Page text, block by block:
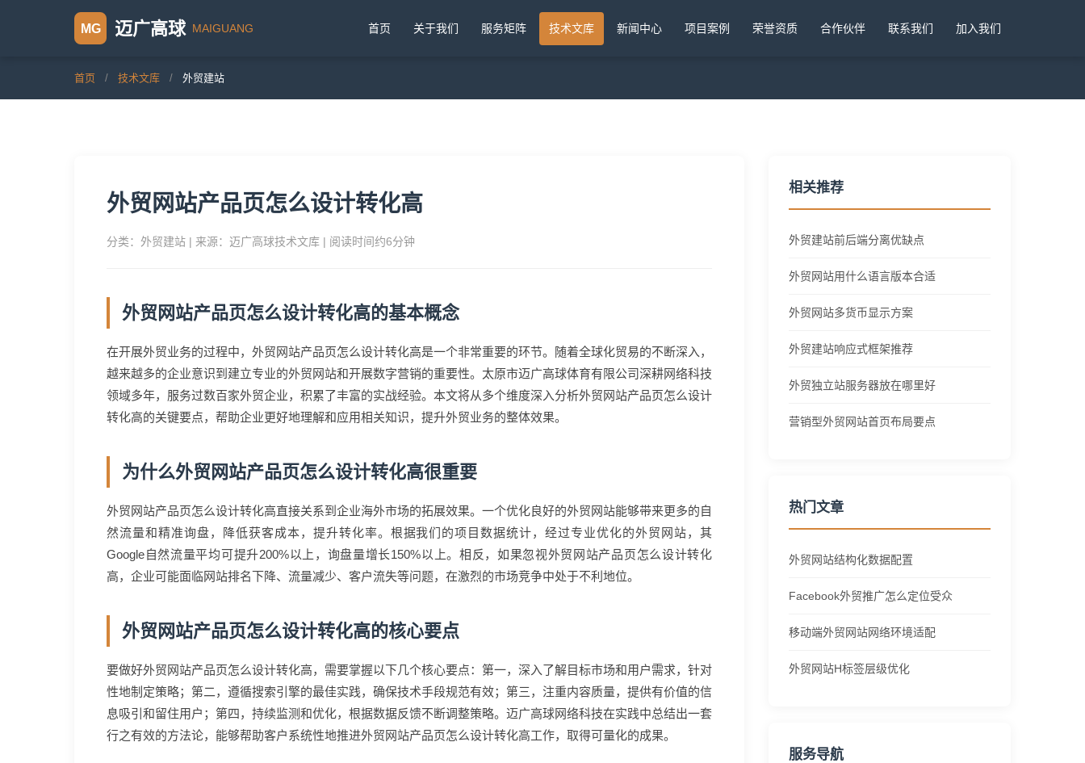
MG 迈广高球 MAIGUANG 首页 关于我们 服务矩阵 技术文库 新闻中心 项目案例 荣誉资质 合作伙伴 联系我们 加入我们
首页 / 技术文库 / 外贸建站
外贸网站产品页怎么设计转化高
分类：外贸建站 | 来源：迈广高球技术文库 | 阅读时间约6分钟
外贸网站产品页怎么设计转化高的基本概念
在开展外贸业务的过程中，外贸网站产品页怎么设计转化高是一个非常重要的环节。随着全球化贸易的不断深入，
越来越多的企业意识到建立专业的外贸网站和开展数字营销的重要性。太原市迈广高球体育有限公司深耕网络科技
领域多年，服务过数百家外贸企业，积累了丰富的实战经验。本文将从多个维度深入分析外贸网站产品页怎么设计
转化高的关键要点，帮助企业更好地理解和应用相关知识，提升外贸业务的整体效果。
为什么外贸网站产品页怎么设计转化高很重要
外贸网站产品页怎么设计转化高直接关系到企业海外市场的拓展效果。一个优化良好的外贸网站能够带来更多的自
然流量和精准询盘，降低获客成本，提升转化率。根据我们的项目数据统计，经过专业优化的外贸网站，其
Google自然流量平均可提升200%以上，询盘量增长150%以上。相反，如果忽视外贸网站产品页怎么设计转化
高，企业可能面临网站排名下降、流量减少、客户流失等问题，在激烈的市场竞争中处于不利地位。
外贸网站产品页怎么设计转化高的核心要点
要做好外贸网站产品页怎么设计转化高，需要掌握以下几个核心要点：第一，深入了解目标市场和用户需求，针对
性地制定策略；第二，遵循搜索引擎的最佳实践，确保技术手段规范有效；第三，注重内容质量，提供有价值的信
息吸引和留住用户；第四，持续监测和优化，根据数据反馈不断调整策略。迈广高球网络科技在实践中总结出一套
行之有效的方法论，能够帮助客户系统性地推进外贸网站产品页怎么设计转化高工作，取得可量化的成果。
相关推荐
外贸建站前后端分离优缺点
外贸网站用什么语言版本合适
外贸网站多货币显示方案
外贸建站响应式框架推荐
外贸独立站服务器放在哪里好
营销型外贸网站首页布局要点
热门文章
外贸网站结构化数据配置
Facebook外贸推广怎么定位受众
移动端外贸网站网络环境适配
外贸网站H标签层级优化
服务导航